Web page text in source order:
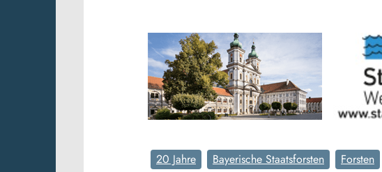
20 Jahre Bayerische Staatsforsten Forsten